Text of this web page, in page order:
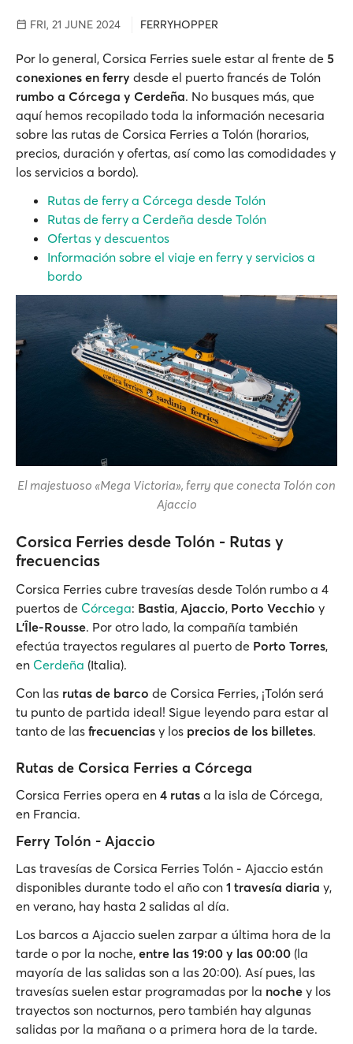
FRI, 21 JUNE 2024 FERRYHOPPER
Por lo general, Corsica Ferries suele estar al frente de 5
conexiones en ferry desde el puerto francés de Tolón
rumbo a Córcega y Cerdeña. No busques más, que
aquí hemos recopilado toda la información necesaria
sobre las rutas de Corsica Ferries a Tolón (horarios,
precios, duración y ofertas, así como las comodidades y
los servicios a bordo).
Rutas de ferry a Córcega desde Tolón
Rutas de ferry a Cerdeña desde Tolón
Ofertas y descuentos
Información sobre el viaje en ferry y servicios a
bordo
El majestuoso «Mega Victoria», ferry que conecta Tolón con
Ajaccio
Corsica Ferries desde Tolón - Rutas y
frecuencias
Corsica Ferries cubre travesías desde Tolón rumbo a 4
puertos de Córcega: Bastia, Ajaccio, Porto Vecchio y
L'Île-Rousse. Por otro lado, la compañía también
efectúa trayectos regulares al puerto de Porto Torres,
en Cerdeña (Italia).
Con las rutas de barco de Corsica Ferries, ¡Tolón será
tu punto de partida ideal! Sigue leyendo para estar al
tanto de las frecuencias y los precios de los billetes.
Rutas de Corsica Ferries a Córcega
Corsica Ferries opera en 4 rutas a la isla de Córcega,
en Francia.
Ferry Tolón - Ajaccio
Las travesías de Corsica Ferries Tolón - Ajaccio están
disponibles durante todo el año con 1 travesía diaria y,
en verano, hay hasta 2 salidas al día.
Los barcos a Ajaccio suelen zarpar a última hora de la
tarde o por la noche, entre las 19:00 y las 00:00 (la
mayoría de las salidas son a las 20:00). Así pues, las
travesías suelen estar programadas por la noche y los
trayectos son nocturnos, pero también hay algunas
salidas por la mañana o a primera hora de la tarde.